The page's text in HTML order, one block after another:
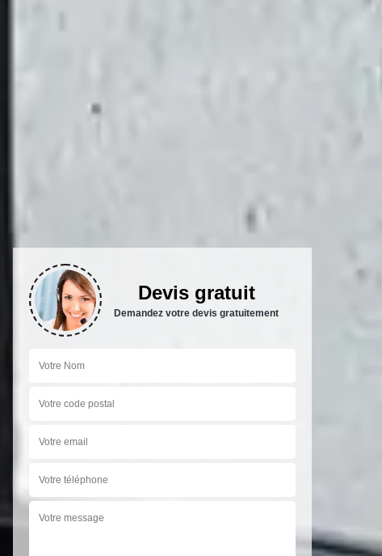
Devis gratuit
Demandez votre devis gratuitement